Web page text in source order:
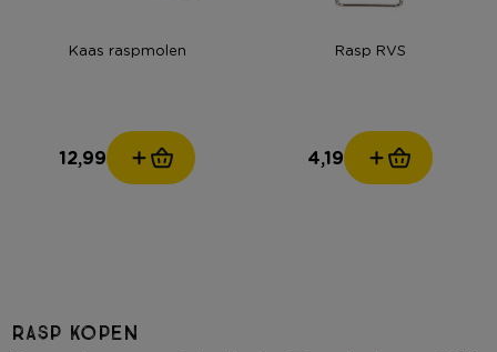
Kaas raspmolen
12,99
Rasp RVS
4,19
Rasp kopen